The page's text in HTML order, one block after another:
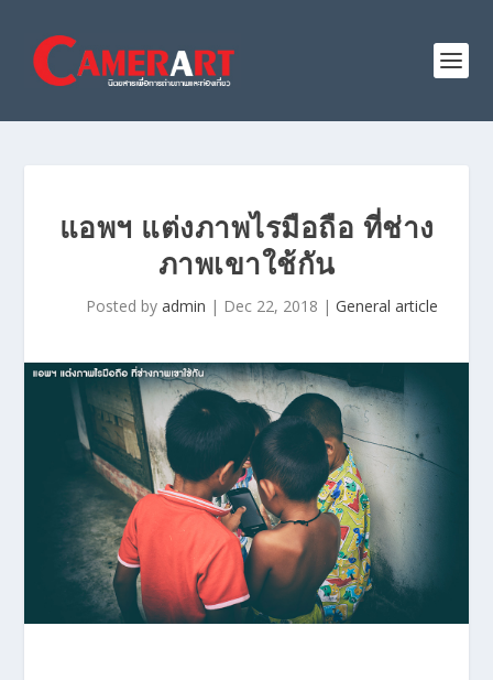
แอพฯ แต่งภาพไรมือถือ ที่ช่าง
ภาพเขาใช้กัน
Posted by admin | Dec 22, 2018 | General article